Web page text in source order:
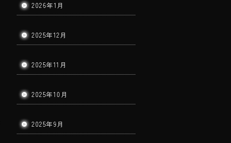
2026年1月
2025年12月
2025年11月
2025年10月
2025年9月